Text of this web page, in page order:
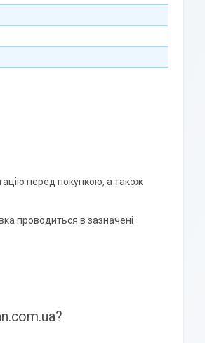
перед покупкою, а також
проводиться в зазначені